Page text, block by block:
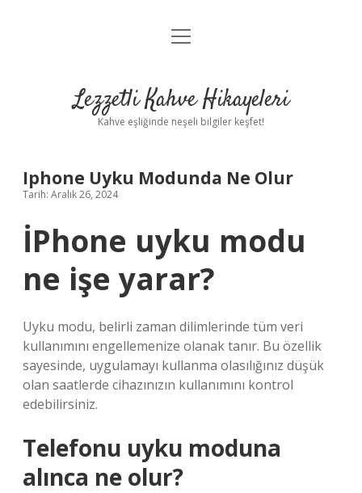
Anasayfa
Yasal Uyarı
menüyü
Lezzetli Kahve Hikayeleri
Kahve eşliğinde neşeli bilgiler keşfet!
Iphone Uyku Modunda Ne Olur
Tarih: Aralık 26, 2024
İPhone uyku modu
ne işe yarar?
Uyku modu, belirli zaman dilimlerinde tüm veri
kullanımını engellemenize olanak tanır. Bu özellik
sayesinde, uygulamayı kullanma olasılığınız düşük
olan saatlerde cihazınızın kullanımını kontrol
edebilirsiniz.
Telefonu uyku moduna
alınca ne olur?